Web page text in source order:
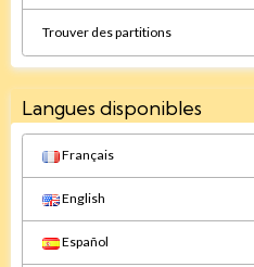
Trouver des partitions
Langues disponibles
Français
English
Español